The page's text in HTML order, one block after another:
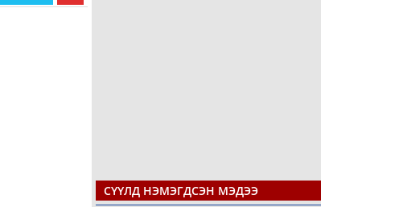
СҮҮЛД НЭМЭГДСЭН МЭДЭЭ